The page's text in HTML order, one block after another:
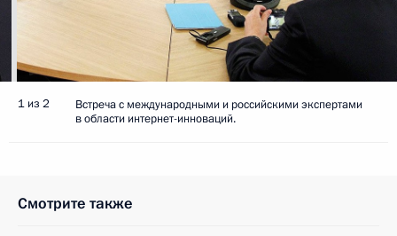
1 из 2
Встреча с международными и российскими экспертами
в области интернет-инноваций.
Смотрите также